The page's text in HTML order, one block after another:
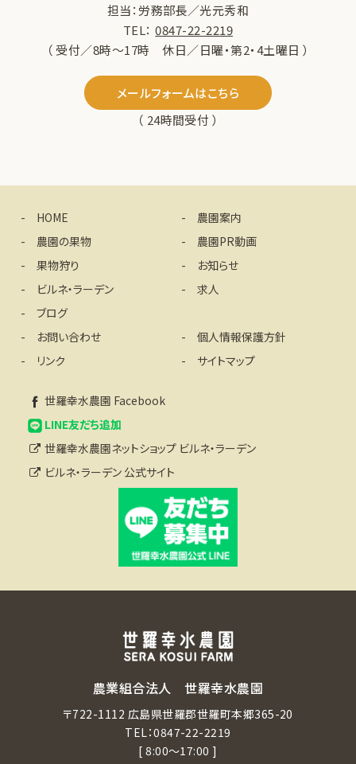
担当：労務部長／光元秀和
TEL：0847-22-2219
（ 受付／8時～17時 休日／日曜・第2・4土曜日 ）
メールフォームはこちら
（ 24時間受付 ）
HOME
農園の果物
果物狩り
ビルネ・ラーデン
ブログ
農園案内
農園PR動画
お知らせ
求人
お問い合わせ
個人情報保護方針
リンク
サイトマップ
世羅幸水農園 Facebook
LINE友だち追加
世羅幸水農園ネットショップ ビルネ・ラーデン
ビルネ・ラーデン 公式サイト
農業組合法人 世羅幸水農園
〒722-1112 広島県世羅郡世羅町本郷365-20
TEL：0847-22-2219
[ 8:00～17:00 ]